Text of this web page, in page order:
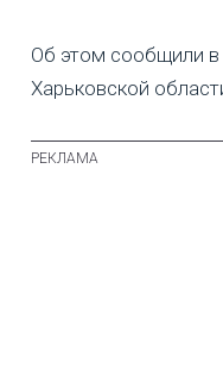
Об этом сообщили
Харьковской